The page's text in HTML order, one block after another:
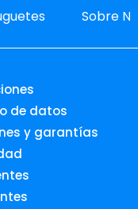
Sobre
de datos
y garantías